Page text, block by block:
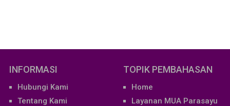
INFORMASI
Hubungi Kami
Tentang Kami
TOPIK PEMBAHASAN
Home
Layanan MUA Parasayu